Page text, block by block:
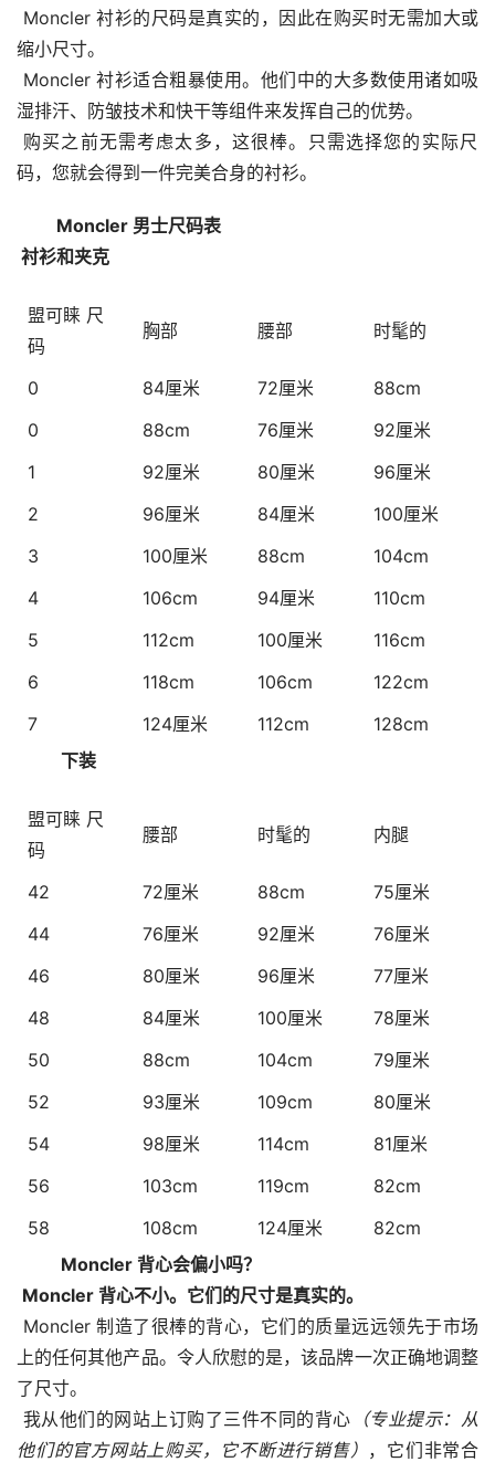
缩小尺寸。
湿排汗、防皱技术和快干等组件来发挥自己的优势。
码，您就会得到一件完美合身的衬衫。
Moncler 男士尺码表
衬衫和夹克
盟可睐 尺
码
胸部 腰部 时髦的
0 84厘米 72厘米
88cm
0
88cm 76厘米
92厘米
1
92厘米 80厘米
96厘米
2
96厘米 84厘米
100厘米
3
100厘米 88cm
104cm
4
106cm 94厘米
110cm
5
112cm 100厘米
116cm
6
118cm 106cm
122cm
7
124厘米 112cm
128cm
  下装
盟可睐 尺
码
腰部 时髦的 内腿
42 72厘米 88cm
75厘米
44
76厘米 92厘米
76厘米
46
80厘米 96厘米
77厘米
48
84厘米 100厘米
78厘米
50
88cm 104cm
79厘米
52
93厘米 109cm
80厘米
54
98厘米 114cm
81厘米
56
103cm 119cm
82cm
58
108cm 124厘米
82cm
  Moncler 背心会偏小吗？
Moncler 背心不小。它们的尺寸是真实的。
上的任何其他产品。令人欣慰的是，该品牌一次正确地调整
了尺寸。
我从他们的网站上订购了三件不同的背心 （专业提示：从
他们的官方网站上购买，它不断进行销售） ，它们非常合